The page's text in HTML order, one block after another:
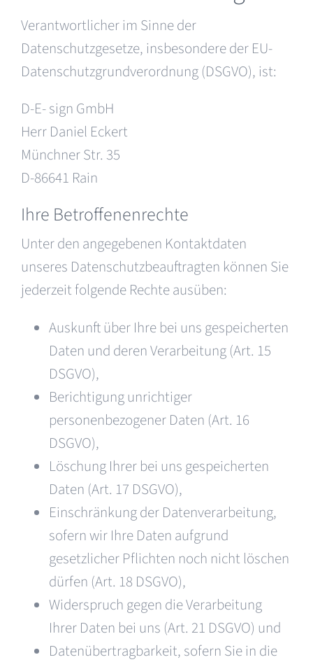
Verantwortlicher im Sinne der
Datenschutzgesetze, insbesondere der EU-
Datenschutzgrundverordnung (DSGVO), ist:
D-E- sign GmbH
Herr Daniel Eckert
Münchner Str. 35
D-86641 Rain
Ihre Betroffenenrechte
Unter den angegebenen Kontaktdaten
unseres Datenschutzbeauftragten können Sie
jederzeit folgende Rechte ausüben:
Auskunft über Ihre bei uns gespeicherten
Daten und deren Verarbeitung (Art. 15
DSGVO),
Berichtigung unrichtiger
personenbezogener Daten (Art. 16
DSGVO),
Löschung Ihrer bei uns gespeicherten
Daten (Art. 17 DSGVO),
Einschränkung der Datenverarbeitung,
sofern wir Ihre Daten aufgrund
gesetzlicher Pflichten noch nicht löschen
dürfen (Art. 18 DSGVO),
Widerspruch gegen die Verarbeitung
Ihrer Daten bei uns (Art. 21 DSGVO) und
Datenübertragbarkeit, sofern Sie in die